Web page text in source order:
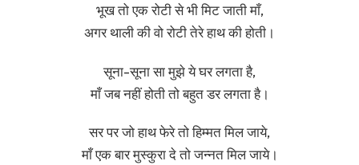
भूख तो एक रोटी से भी मिट जाती माँ,
अगर थाली की वो रोटी तेरे हाथ की होती।
सूना-सूना सा मुझे ये घर लगता है,
माँ जब नहीं होती तो बहुत डर लगता है।
सर पर जो हाथ फेरे तो हिम्मत मिल जाये,
माँ एक बार मुस्कुरा दे तो जन्नत मिल जाये।